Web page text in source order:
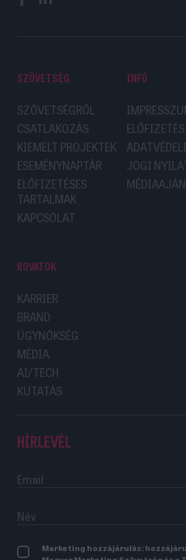
SZÖVETSÉG
SZÖVETSÉGRŐL
CSATLAKOZÁS
KIEMELT PROJEKTEK
ESEMÉNYNAPTÁR
ELŐFIZETÉSES
TARTALMAK
KAPCSOLAT
INFÓ
ELŐFIZETÉS
JOGI
ROVATOK
KARRIER
BRAND
ÜGYNÖKSÉG
MÉDIA
AI/TECH
KUTATÁS
HÍRLEVÉL
Marketing hozzájárulás: